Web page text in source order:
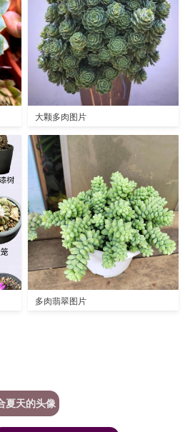
大颗多肉图片
多肉翡翠图片
夏天的头像